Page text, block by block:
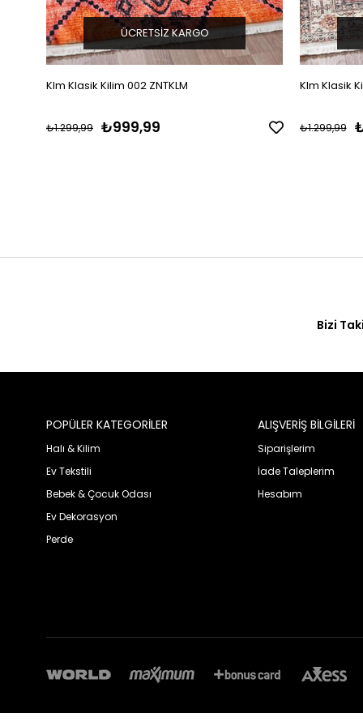
Klm Klasik Kilim 002 ZNTKLM
₺999,99
₺1.299,99
ÜCRETSIZ KARGO
Klm Klasik
₺1.299,99
Bizi
POPÜLER KATEGORİLER
Halı & Kilim
Ev Tekstili
Bebek & Çocuk Odası
Ev Dekorasyon
Perde
ALIŞVERİŞ BİLGİLERİ
Siparişlerim
İade Taleplerim
Hesabım